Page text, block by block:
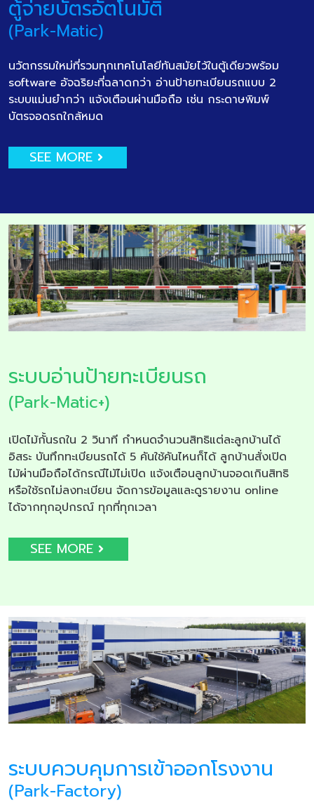
ตู้จ่ายบัตรอัตโนมัติ
(Park-Matic)
นวัตกรรมใหม่ที่รวมทุกเทคโนโลยีทันสมัยไว้ในตู้เดียวพร้อม
software อัจฉริยะที่ฉลาดกว่า อ่านป้ายทะเบียนรถแบบ 2
ระบบแม่นยำกว่า แจ้งเตือนผ่านมือถือ เช่น กระดาษพิมพ์
บัตรจอดรถใกล้หมด
SEE MORE
ระบบอ่านป้ายทะเบียนรถ
(Park-Matic+)
เปิดไม้กั้นรถใน 2 วินาที กำหนดจำนวนสิทธิแต่ละลูกบ้านได้
อิสระ บันทึกทะเบียนรถได้ 5 คันใช้คันไหนก็ได้ ลูกบ้านสั่งเปิด
ไม้ผ่านมือถือได้กรณีไม้ไม่เปิด แจ้งเตือนลูกบ้านจอดเกินสิทธิ
หรือใช้รถไม่ลงทะเบียน จัดการข้อมูลและดูรายงาน online
ได้จากทุกอุปกรณ์ ทุกที่ทุกเวลา
SEE MORE
ระบบควบคุมการเข้าออกโรงงาน
(Park-Factory)